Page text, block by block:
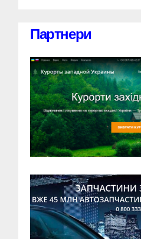
Партнери